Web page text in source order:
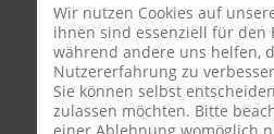
Am Beliebtesten
Wir nutzen Cookies auf
ihnen sind essenziell für den
während andere uns helfen,
Nutzererfahrung zu
Sie können selbst
zulassen möchten. Bitte
einer Ablehnung womöglich